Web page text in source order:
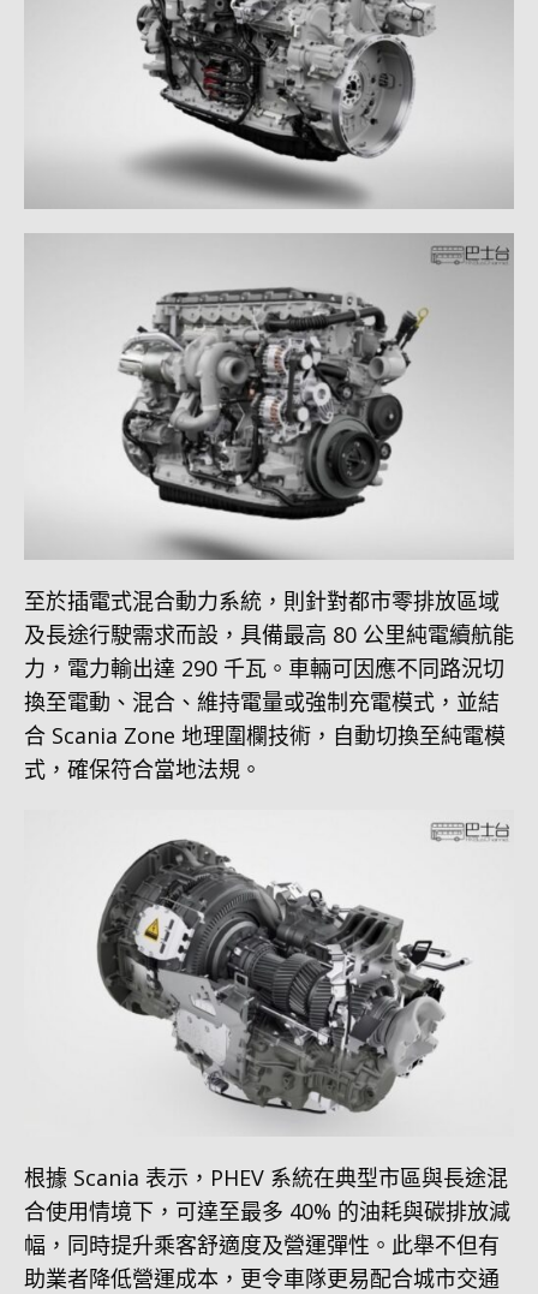
至於插電式混合動力系統，則針對都市零排放區域
及長途行駛需求而設，具備最高 80 公里純電續航能
力，電力輸出達 290 千瓦。車輛可因應不同路況切
換至電動、混合、維持電量或強制充電模式，並結
合 Scania Zone 地理圍欄技術，自動切換至純電模
式，確保符合當地法規。
根據 Scania 表示，PHEV 系統在典型市區與長途混
合使用情境下，可達至最多 40% 的油耗與碳排放減
幅，同時提升乘客舒適度及營運彈性。此舉不但有
助業者降低營運成本，更令車隊更易配合城市交通